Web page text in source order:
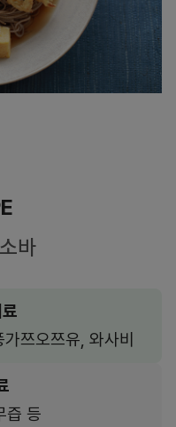
바
쯔오쯔유, 와사비
즙 등